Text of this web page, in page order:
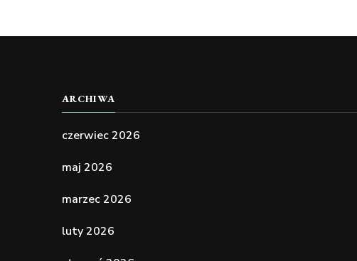
ARCHIWA
czerwiec 2026
maj 2026
marzec 2026
luty 2026